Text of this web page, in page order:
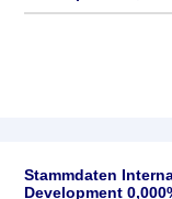
Stammdaten
Development